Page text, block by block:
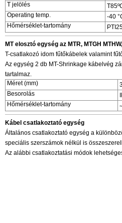
T jelölés
Operating temp.
-40
Hőmérséklet-tartomány
MT elosztó egység az MTR, MTGH
T-csatlakozó idom fűtőkábelek valamint
Az egység 2 db MT-Shrinkage kábelvég
tartalmaz.
Méret (mm)
Besorolás
Hőmérséklet-tartomány
Kábel csatlakoztató egység
Általános csatlakoztató egység a
speciális szerszámok nélkül is
Az alábbi csatlakoztatási módok